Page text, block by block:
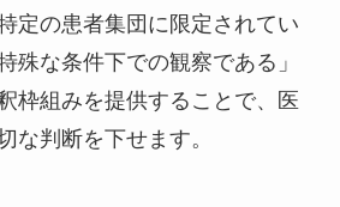
定の患者集団に限定されてい
殊な条件下での観察である」
枠組みを提供することで、医
な判断を下せます。